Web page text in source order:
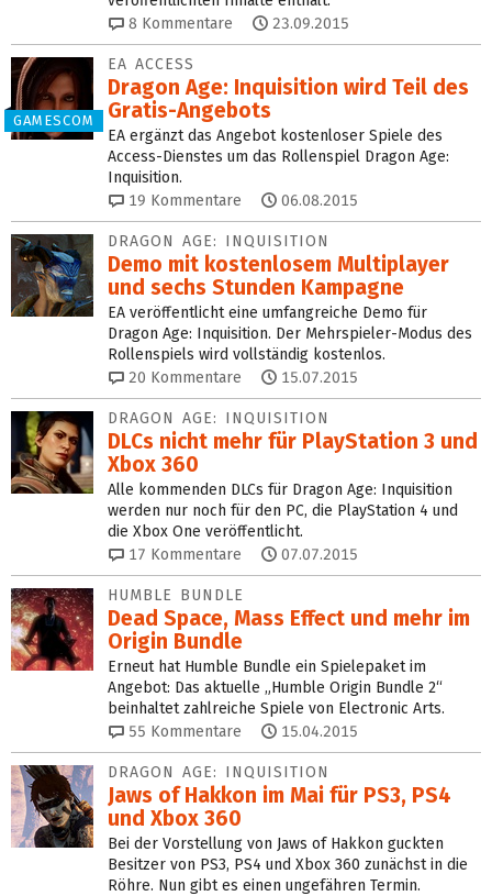
8 Kommentare 23.09.2015
GAMESCOM
EA ACCESS
Dragon Age: Inquisition wird Teil des
Gratis-Angebots
EA ergänzt das Angebot kostenloser Spiele des
Access-Dienstes um das Rollenspiel Dragon Age:
Inquisition.
19 Kommentare 06.08.2015
DRAGON AGE: INQUISITION
Demo mit kostenlosem Multiplayer
und sechs Stunden Kampagne
EA veröffentlicht eine umfangreiche Demo für
Dragon Age: Inquisition. Der Mehrspieler-Modus des
Rollenspiels wird vollständig kostenlos.
20 Kommentare 15.07.2015
DRAGON AGE: INQUISITION
DLCs nicht mehr für PlayStation 3 und
Xbox 360
Alle kommenden DLCs für Dragon Age: Inquisition
werden nur noch für den PC, die PlayStation 4 und
die Xbox One veröffentlicht.
17 Kommentare 07.07.2015
HUMBLE BUNDLE
Dead Space, Mass Effect und mehr im
Origin Bundle
Erneut hat Humble Bundle ein Spielepaket im
Angebot: Das aktuelle „Humble Origin Bundle 2“
beinhaltet zahlreiche Spiele von Electronic Arts.
55 Kommentare 15.04.2015
DRAGON AGE: INQUISITION
Jaws of Hakkon im Mai für PS3, PS4
und Xbox 360
Bei der Vorstellung von Jaws of Hakkon guckten
Besitzer von PS3, PS4 und Xbox 360 zunächst in die
Röhre. Nun gibt es einen ungefähren Termin.